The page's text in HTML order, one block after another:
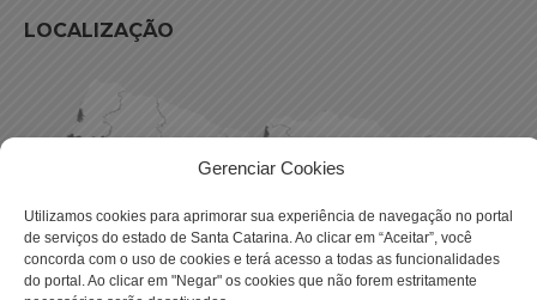
Gerenciar Cookies
Utilizamos cookies para aprimorar sua experiência de navegação no portal
de serviços do estado de Santa Catarina. Ao clicar em “Aceitar”, você
concorda com o uso de cookies e terá acesso a todas as funcionalidades
do portal. Ao clicar em "Negar" os cookies que não forem estritamente
LOCALIZAÇÃO